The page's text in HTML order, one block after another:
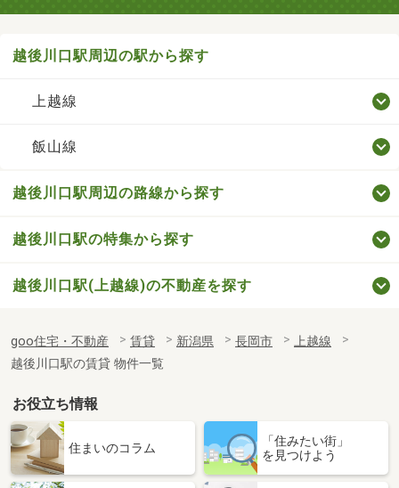
越後川口駅周辺の駅から探す
上越線
飯山線
越後川口駅周辺の路線から探す
越後川口駅の特集から探す
越後川口駅(上越線)の不動産を探す
goo住宅・不動産 賃貸 新潟県 長岡市
上越線
越後川口駅の賃貸 物件一覧
お役立ち情報
住まいのコラム
「住みたい街」
を見つけよう